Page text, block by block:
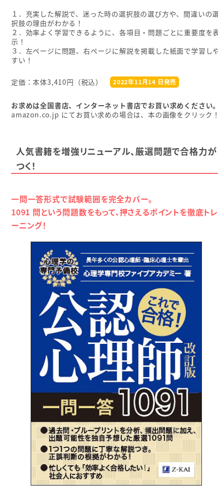
１．充実した解説で、迷った時の選択肢の選び方や、間違いの
択肢の理由がわかる！
２．効率よく学習できるように、各項目・問題ごとに重要度を
示！
３．左ページに問題、右ページに解説を掲載した紙面で学習し
すい！
定価：本体3,410円（税込） 2022年11月14 日発売
お求めは全国書店、インターネット書店でお買い求めください
amazon.co.jp にてお買い求めの場合は、本の画像をクリック
人気書籍を増強リニューアル、厳選問題で合格力が
つく！
一問一答形式で試験範囲を完全カバー。
1091 問という問題数をもって、押さえるポイントを徹底トレ
ーニング！